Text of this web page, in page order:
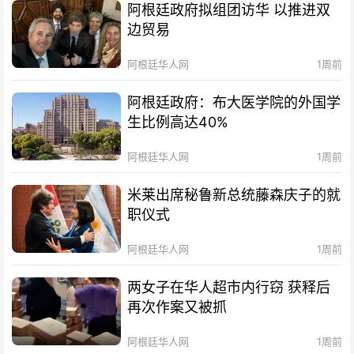
阿根廷政府拟组团访华 以推进双
边贸易
阿根廷华人网 1周前
阿根廷政府：布大医学院的外国学
生比例高达40%
阿根廷华人网 1周前
米莱出席秘鲁新总统藤森庆子的就
职仪式
阿根廷华人网 1周前
两女子在华人超市内行窃 获释后
再次作案又被抓
阿根廷华人网 1周前